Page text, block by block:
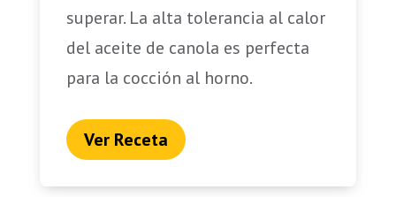
superar. La alta tolerancia al calor
del aceite de canola es perfecta
para la cocción al horno.
Ver Receta